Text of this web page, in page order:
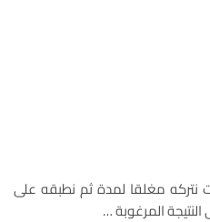
نتركه مغلقا لمدة ثم نطبقه على
المرغوبة …